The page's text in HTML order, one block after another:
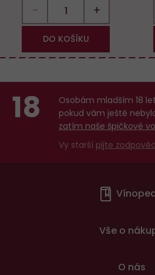
− +
DO KOŠÍKU
18
Osobám mladším 18
pokud vám ještě
zatím naše špičkové
Vy starší pijte
Vše o
O nás